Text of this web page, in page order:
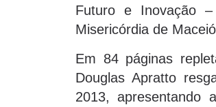
Futuro e Inovação
Misericórdia de
Em 84 páginas
Douglas Apratto
2013, apresentando